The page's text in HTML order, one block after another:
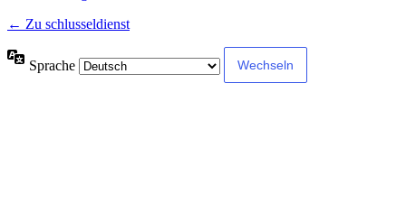
← Zu schlusseldienst
Sprache